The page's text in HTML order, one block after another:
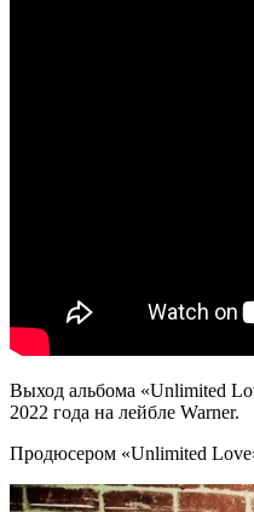
Выход альбома «Unlimited
2022 года на лейбле Warner.
Продюсером «Unlimited